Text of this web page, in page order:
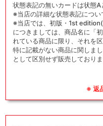
の
数
量
を
減
ら
の
数
量
を
増
や
状態表記の無いカードは状態A
※当店の詳細な状態表記につい
※当店では、初版・1st
につきましては、商品名に「
れている商品に限り、それを
特に記載がない商品に関しま
として区別せず販売しておりま
※ 返